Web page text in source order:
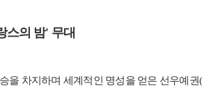
스의 밤' 무대
차지하며 세계적인 명성을 얻은 선우예권